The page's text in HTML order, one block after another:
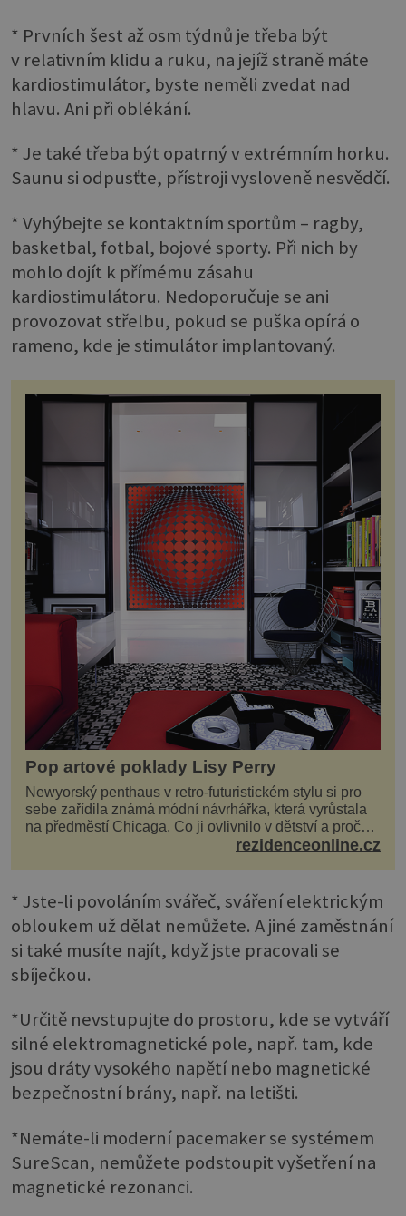
* Prvních šest až osm týdnů je třeba být
v relativním klidu a ruku, na jejíž straně máte
kardiostimulátor, byste neměli zvedat nad
hlavu. Ani při oblékání.
* Je také třeba být opatrný v extrémním horku.
Saunu si odpusťte, přístroji vysloveně nesvědčí.
* Vyhýbejte se kontaktním sportům – ragby,
basketbal, fotbal, bojové sporty. Při nich by
mohlo dojít k přímému zásahu
kardiostimulátoru. Nedoporučuje se ani
provozovat střelbu, pokud se puška opírá o
rameno, kde je stimulátor implantovaný.
Pop artové poklady Lisy Perry
Newyorský penthaus v retro-futuristickém stylu si pro
sebe zařídila známá módní návrhářka, která vyrůstala
na předměstí Chicaga. Co ji ovlivnilo v dětství a proč
vypadá její domov právě takto? Interié...rezidenceonline.cz
* Jste-li povoláním svářeč, sváření elektrickým
obloukem už dělat nemůžete. A jiné zaměstnání
si také musíte najít, když jste pracovali se
sbíječkou.
*Určitě nevstupujte do prostoru, kde se vytváří
silné elektromagnetické pole, např. tam, kde
jsou dráty vysokého napětí nebo magnetické
bezpečnostní brány, např. na letišti.
*Nemáte-li moderní pacemaker se systémem
SureScan, nemůžete podstoupit vyšetření na
magnetické rezonanci.